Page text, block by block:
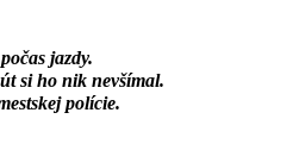
jazdy.
si ho nik nevšímal.
polície.